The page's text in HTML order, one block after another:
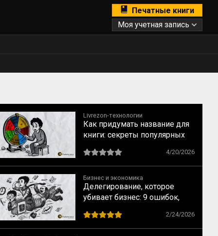
Печатные книги
Моя учетная запись
Livrezon-технологии
Как придумать название для
книги: секреты популярных
4/20/2026
Бизнес и экономика
Делегирование, которое
убивает бизнес: 9 ошибок,
сейчас
2/24/2026